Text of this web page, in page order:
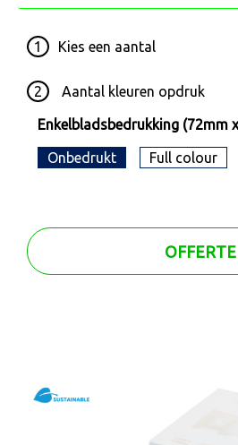
1 Kies een aantal
2 Aantal kleuren opdruk
Enkelbladsbedrukking (72mm
Onbedrukt Full colour
OFFERTE